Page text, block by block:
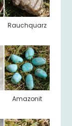
Rauchquarz
Amazonit